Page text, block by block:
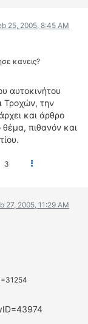
25, 2005, 8:45 AM
κανεις?
αυτοκινήτου
Τροχών, την
και άρθρο
πιθανόν και
3
27, 2005, 11:29 AM